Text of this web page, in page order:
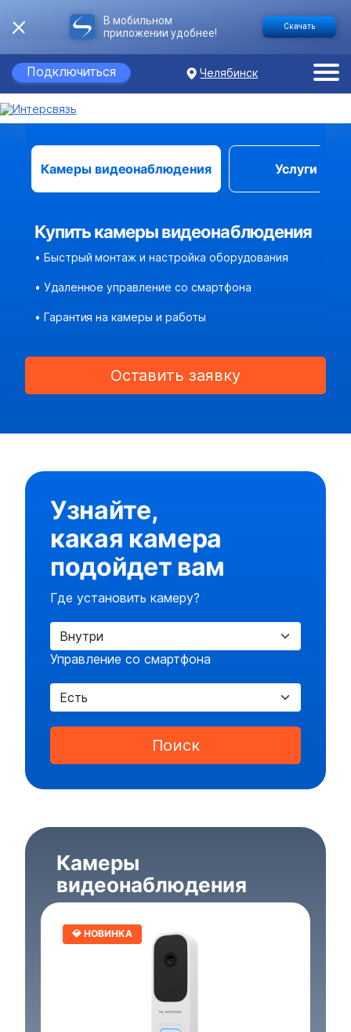
В мобильном
приложении удобнее!
Скачать
Подключиться Челябинск
Камеры видеонаблюдения Услуги
Купить камеры видеонаблюдения
• Быстрый монтаж и настройка оборудования
• Удаленное управление со смартфона
• Гарантия на камеры и работы
Оставить заявку
Узнайте,
какая камера
подойдет вам
Где установить камеру?
Управление со смартфона
Поиск
Камеры
видеонаблюдения
💎 НОВИНКА